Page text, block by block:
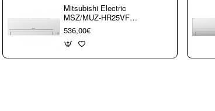
Mitsubishi Electric
MSZ/MUZ-HR25VF
Κλιματιστικό τοίχου
Inventer 9000 btu R32
(3 άτοκες δόσεις)
536,00€